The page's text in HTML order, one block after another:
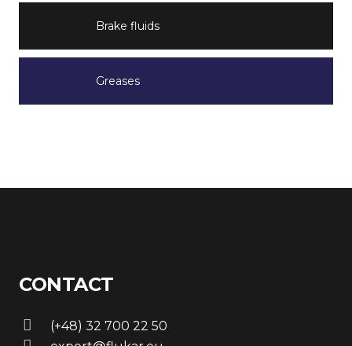
Brake fluids
Greases
CONTACT
(+48) 32 700 22 50